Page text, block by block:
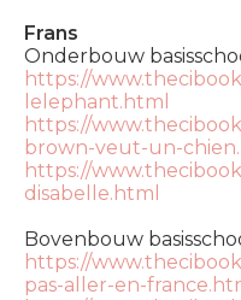
Frans
Onderbouw
https://
lelephant.html
https://
brown-veut-un-
https://
disabelle.html
Bovenbouw
https://
pas-aller-en-